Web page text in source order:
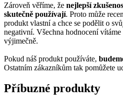
Zároveň věříme, že nejlepší
skutečně používají. Proto může
produkt vlastní a chce se podělit o
negativní. Všechna hodnocení vítáme
výjimečně.
Pokud náš produkt používáte,
Ostatním zákazníkům tak pomůžete
Příbuzné produkty